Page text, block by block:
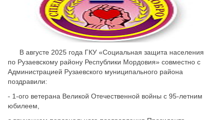
Настройки по умолчанию
В августе 2025 года ГКУ «Социальная защита населения
по Рузаевскому району Республики Мордовия» совместно с
Администрацией Рузаевского муниципального района
поздравили:
- 1-ого ветерана Великой Отечественной войны с 95-летним
юбилеем,